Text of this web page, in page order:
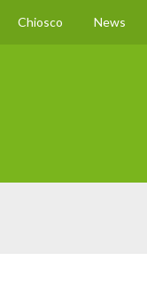
Chiosco News